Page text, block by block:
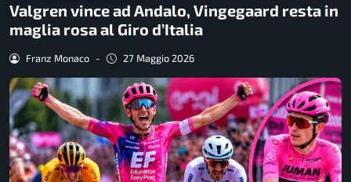
Valgren vince ad Andalo, Vingegaard resta in
maglia rosa al Giro d’Italia
Franz Monaco - 27 Maggio 2026